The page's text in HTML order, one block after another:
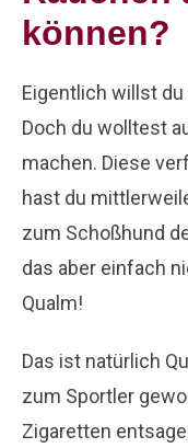
können?
Eigentlich willst
Doch du wolltest
machen. Diese
hast du
zum Schoßhund
das aber einfach
Qualm!
Das ist natürlich
zum Sportler
Zigaretten